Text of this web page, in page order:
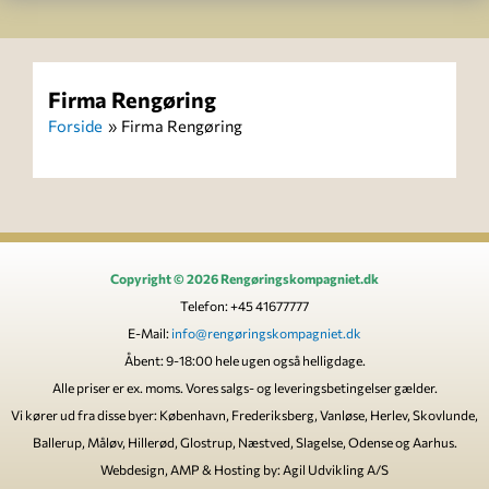
Firma Rengøring
Forside Firma Rengøring
Copyright © 2026 Rengøringskompagniet.dk
Telefon: +45 41677777
E-Mail: info@rengøringskompagniet.dk
Åbent: 9-18:00 hele ugen også helligdage.
Alle priser er ex. moms. Vores salgs- og leveringsbetingelser gælder.
Vi kører ud fra disse byer: København, Frederiksberg, Vanløse, Herlev, Skovlunde,
Ballerup, Måløv, Hillerød, Glostrup, Næstved, Slagelse, Odense og Aarhus.
Webdesign, AMP & Hosting by: Agil Udvikling A/S